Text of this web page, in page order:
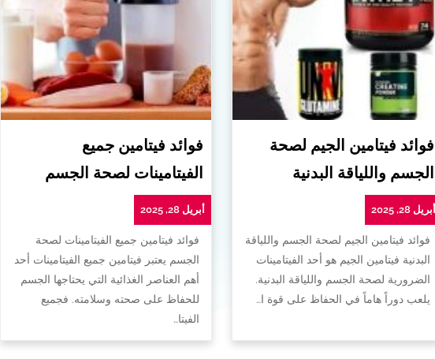
فوائد فيتامين الجيم لصحة
الجسم واللياقة البدنية
أبريل 28, 2025
فوائد فيتامين الجيم لصحة الجسم واللياقة
البدنية فيتامين الجيم هو أحد الفيتامينات
الضرورية لصحة الجسم واللياقة البدنية.
يلعب دوراً هاماً في الحفاظ على قوة ا…
فوائد فيتامين جميع
الفيتامينات لصحة الجسم
أبريل 28, 2025
فوائد فيتامين جميع الفيتامينات لصحة
الجسم يعتبر فيتامين جميع الفيتامينات أحد
أهم العناصر الغذائية التي يحتاجها الجسم
للحفاظ على صحته وسلامته. فجميع
الفيتا…